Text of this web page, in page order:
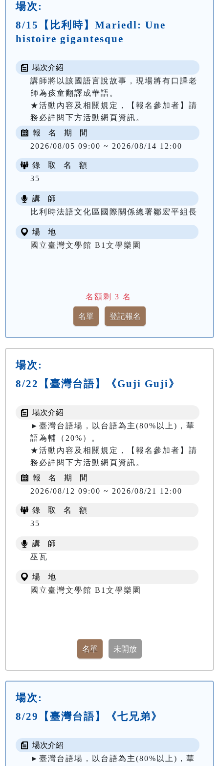
場次:
8/15【比利時】Mariedl: Une
histoire gigantesque
場次介紹
講師將以該國語言說故事，現場將有口譯老
師為孩童翻譯成華語。
★活動內容及相關規定，【報名參加者】請
務必詳閱下方活動網頁資訊。
報 名 期 間
2026/08/05 09:00 ~ 2026/08/14 12:00
錄 取 名 額
35
講 師
比利時法語文化區國際關係總署鄒宏平組長
場 地
國立臺灣文學館 B1文學樂園
名額剩 3 名
場次:
8/22【臺灣台語】《Guji Guji》
場次介紹
►臺灣台語場，以台語為主(80%以上)，華
語為輔（20%）。
★活動內容及相關規定，【報名參加者】請
務必詳閱下方活動網頁資訊。
報 名 期 間
2026/08/12 09:00 ~ 2026/08/21 12:00
錄 取 名 額
35
講 師
巫瓦
場 地
國立臺灣文學館 B1文學樂園
場次:
8/29【臺灣台語】《七兄弟》
場次介紹
►臺灣台語場，以台語為主(80%以上)，華